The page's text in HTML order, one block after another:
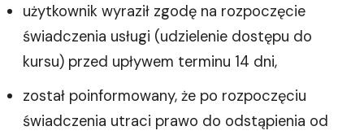
użytkownik wyraził zgodę na rozpoczęcie
świadczenia usługi (udzielenie dostępu do
kursu) przed upływem terminu 14 dni,
został poinformowany, że po rozpoczęciu
świadczenia utraci prawo do odstąpienia od